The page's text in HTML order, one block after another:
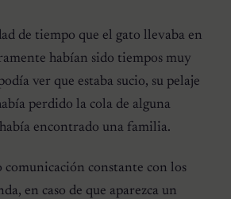
de tiempo que el gato llevaba en
habían sido tiempos muy
ver que estaba sucio, su pelaje
perdido la cola de alguna
encontrado una familia.
constante con los
en caso de que aparezca un